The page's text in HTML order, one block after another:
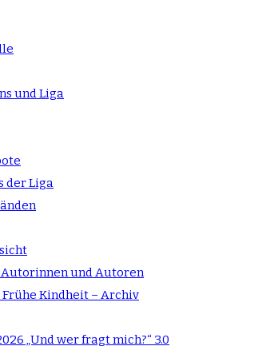
und Liga
der Liga
und Autoren
Frühe Kindheit – Archiv
„Und wer fragt mich?“ 3.0